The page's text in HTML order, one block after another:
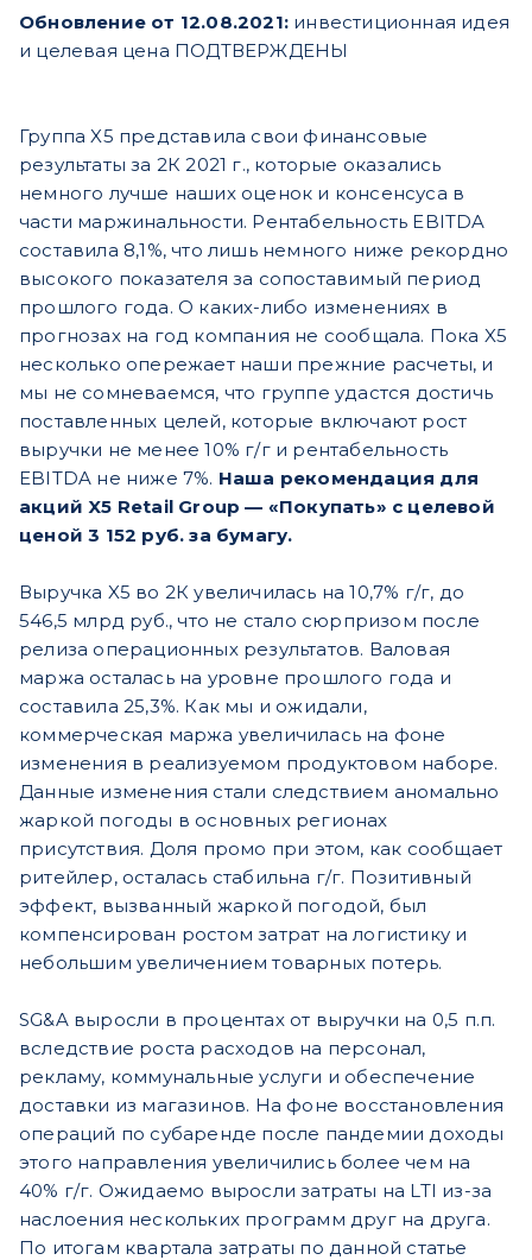
Обновление от 12.08.2021: инвестиционная идея
и целевая цена ПОДТВЕРЖДЕНЫ
Группа X5 представила свои финансовые
результаты за 2К 2021 г., которые оказались
немного лучше наших оценок и консенсуса в
части маржинальности. Рентабельность EBITDA
составила 8,1%, что лишь немного ниже рекордно
высокого показателя за сопоставимый период
прошлого года. О каких-либо изменениях в
прогнозах на год компания не сообщала. Пока X5
несколько опережает наши прежние расчеты, и
мы не сомневаемся, что группе удастся достичь
поставленных целей, которые включают рост
выручки не менее 10% г/г и рентабельность
EBITDA не ниже 7%. Наша рекомендация для
акций X5 Retail Group — «Покупать» с целевой
ценой 3 152 руб. за бумагу.
Выручка X5 во 2К увеличилась на 10,7% г/г, до
546,5 млрд руб., что не стало сюрпризом после
релиза операционных результатов. Валовая
маржа осталась на уровне прошлого года и
составила 25,3%. Как мы и ожидали,
коммерческая маржа увеличилась на фоне
изменения в реализуемом продуктовом наборе.
Данные изменения стали следствием аномально
жаркой погоды в основных регионах
присутствия. Доля промо при этом, как сообщает
ритейлер, осталась стабильна г/г. Позитивный
эффект, вызванный жаркой погодой, был
компенсирован ростом затрат на логистику и
небольшим увеличением товарных потерь.
SG&A выросли в процентах от выручки на 0,5 п.п.
вследствие роста расходов на персонал,
рекламу, коммунальные услуги и обеспечение
доставки из магазинов. На фоне восстановления
операций по субаренде после пандемии доходы
этого направления увеличились более чем на
40% г/г. Ожидаемо выросли затраты на LTI из-за
наслоения нескольких программ друг на друга.
По итогам квартала затраты по данной статье